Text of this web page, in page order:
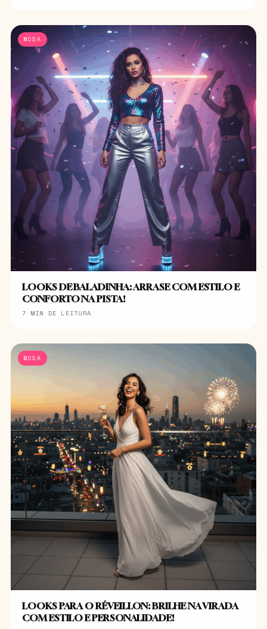
MODA
LOOKS DE BALADINHA: ARRASE COM ESTILO E
CONFORTO NA PISTA!
7 MIN DE LEITURA
MODA
LOOKS PARA O RÉVEILLON: BRILHE NA VIRADA
COM ESTILO E PERSONALIDADE!